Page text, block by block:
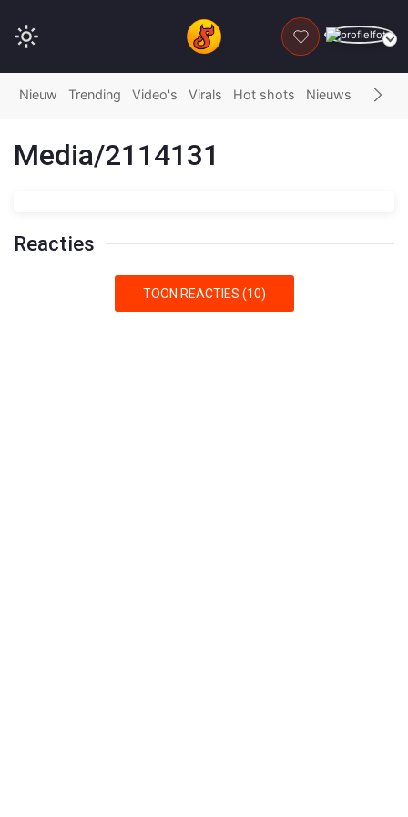
DONEER
Nieuw Trending Video's Virals Hot shots Nieuws Fails
Media/2114131
Reacties
TOON REACTIES (10)